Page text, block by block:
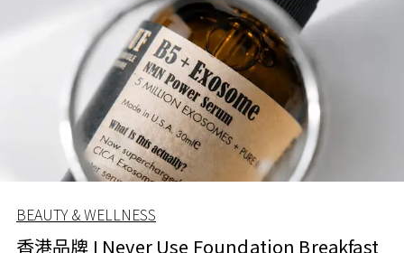
BEAUTY & WELLNESS
香港品牌 I Never Use Foundation Breakfast